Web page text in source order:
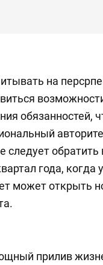
на
обязанностей,
следует обратить
года, когда
может открыть
прилив